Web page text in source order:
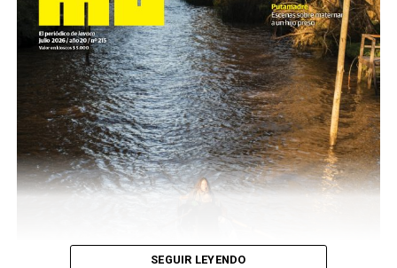
SEGUIR LEYENDO